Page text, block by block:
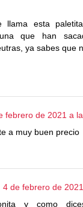
llama esta
que han
ya sabes que
febrero de 2021 a
a muy buen precio
4 de febrero de
y como